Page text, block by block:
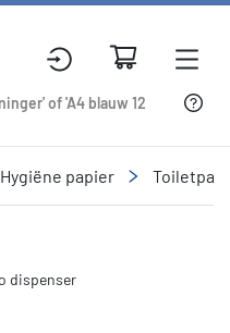
Hygiëne papier